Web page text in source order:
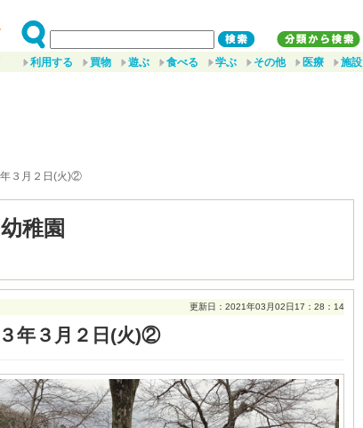
利用する 買物 遊ぶ 食べる 学ぶ その他 医療 施設
年３月２日(火)②
稚園
更新日：2021年03月02日17：28：14
年３月２日(火)②